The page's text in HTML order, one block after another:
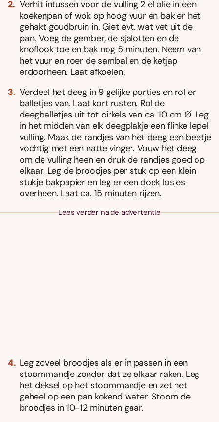
Verhit intussen voor de vulling 2 el olie in een
koekenpan of wok op hoog vuur en bak er het
gehakt goudbruin in. Giet evt. wat vet uit de
pan. Voeg de gember, de sjalotten en de
knoflook toe en bak nog 5 minuten. Neem van
het vuur en roer de sambal en de ketjap
erdoorheen. Laat afkoelen.
Verdeel het deeg in 9 gelijke porties en rol er
balletjes van. Laat kort rusten. Rol de
deegballetjes uit tot cirkels van ca. 10 cm Ø. Leg
in het midden van elk deegplakje een flinke lepel
vulling. Maak de randjes van het deeg een beetje
vochtig met een natte vinger. Vouw het deeg
om de vulling heen en druk de randjes goed op
elkaar. Leg de broodjes per stuk op een klein
stukje bakpapier en leg er een doek losjes
overheen. Laat ca. 15 minuten rijzen.
Lees verder na de advertentie
Leg zoveel broodjes als er in passen in een
stoommandje zonder dat ze elkaar raken. Leg
het deksel op het stoommandje en zet het
geheel op een pan kokend water. Stoom de
broodjes in 10-12 minuten gaar.